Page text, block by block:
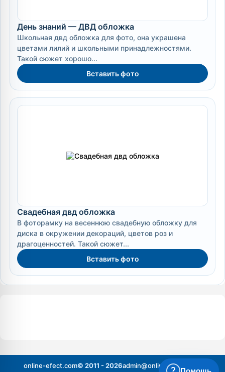
День знаний — ДВД обложка
Школьная двд обложка для фото, она украшена
цветами лилий и школьными принадлежностями.
Такой сюжет хорошо...
Вставить фото
Свадебная двд обложка
В фоторамку на весеннюю свадебную обложку для
диска в окружении декораций, цветов роз и
драгоценностей. Такой сюжет...
Вставить фото
online-efect.com© 2011 - 2026admin@online-efect.com
?